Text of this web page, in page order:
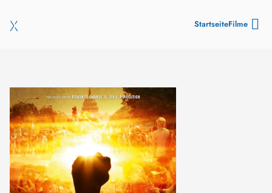
StartseiteFilme